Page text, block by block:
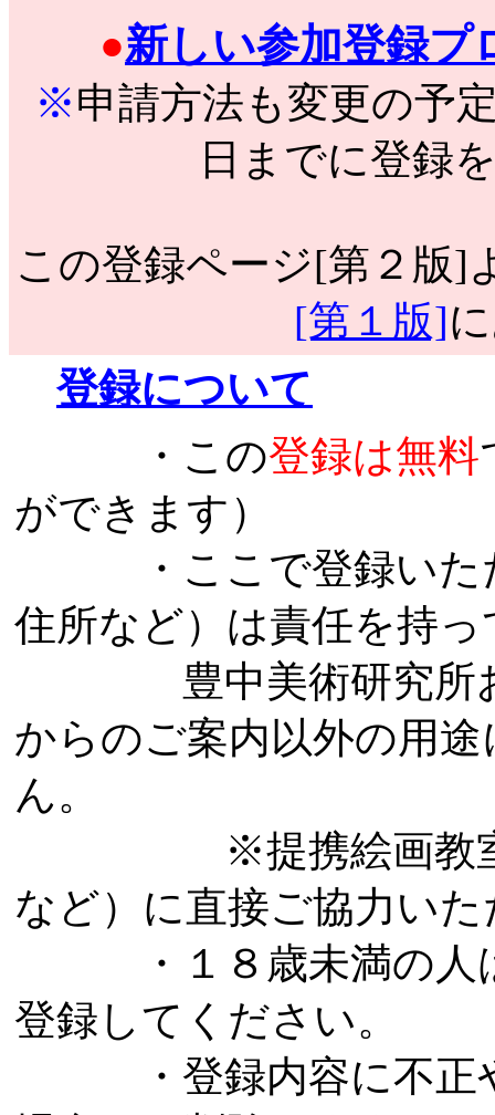
●新しい参加登録プ
※申請方法も変更の予
日までに登録
この登録ページ[第２版]
[第１版]
登録について
・この登録は無料
ができます）
・ここで登録いただ
住所など）は責任を持
豊中美術研究所お
からのご案内以外の用
ん。
※提携絵画教室＝
など）に直接ご協力い
・１８歳未満の人は
登録してください。
・登録内容に不正や